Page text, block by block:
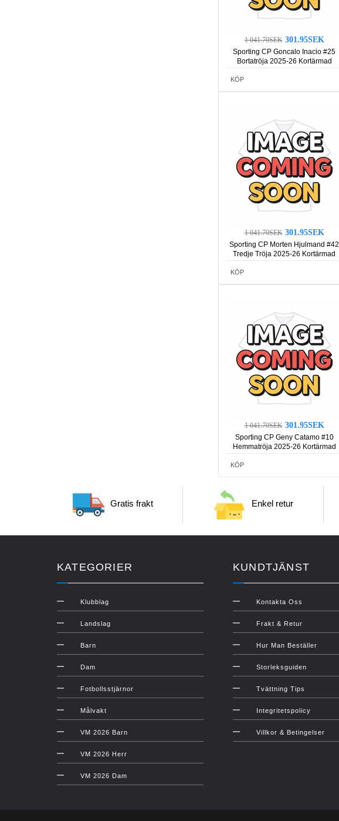
1 041.70SEK 301.95SEK
Sporting CP Goncalo Inacio #25
Bortatröja 2025-26 Kortärmad
KÖP
1 041.70SEK 301.95SEK
Sporting CP Morten Hjulmand #42
Tredje Tröja 2025-26 Kortärmad
KÖP
1 041.70SEK 301.95SEK
Sporting CP Geny Catamo #10
Hemmatröja 2025-26 Kortärmad
KÖP
Gratis frakt Enkel retur
KATEGORIER
Klubblag
Landslag
Barn
Dam
Fotbollsstjärnor
Målvakt
VM 2026 Barn
VM 2026 Herr
VM 2026 Dam
KUNDTJÄNST
Kontakta Oss
Frakt & Retur
Hur Man Beställer
Storleksguiden
Tvättning Tips
Integritetspolicy
Villkor & Betingelser